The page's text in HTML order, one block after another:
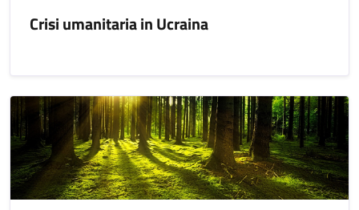
Crisi umanitaria in Ucraina